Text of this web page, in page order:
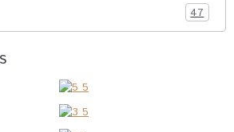
47